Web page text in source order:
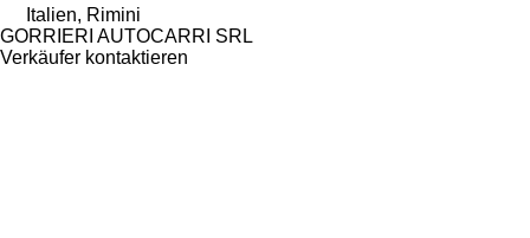
Italien, Rimini
GORRIERI AUTOCARRI SRL
Verkäufer kontaktieren